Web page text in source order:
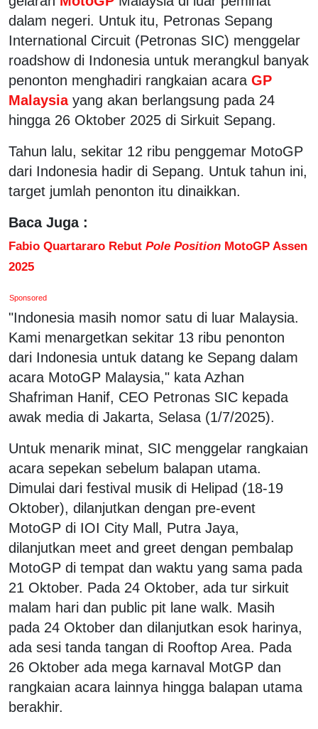
dalam negeri. Untuk itu, Petronas Sepang
International Circuit (Petronas SIC) menggelar
roadshow di Indonesia untuk merangkul banyak
penonton menghadiri rangkaian acara GP
Malaysia yang akan berlangsung pada 24
hingga 26 Oktober 2025 di Sirkuit Sepang.
Tahun lalu, sekitar 12 ribu penggemar MotoGP
dari Indonesia hadir di Sepang. Untuk tahun ini,
target jumlah penonton itu dinaikkan.
Baca Juga :
Fabio Quartararo Rebut Pole Position MotoGP Assen
2025
Sponsored
"Indonesia masih nomor satu di luar Malaysia.
Kami menargetkan sekitar 13 ribu penonton
dari Indonesia untuk datang ke Sepang dalam
acara MotoGP Malaysia," kata Azhan
Shafriman Hanif, CEO Petronas SIC kepada
awak media di Jakarta, Selasa (1/7/2025).
Untuk menarik minat, SIC menggelar rangkaian
acara sepekan sebelum balapan utama.
Dimulai dari festival musik di Helipad (18-19
Oktober), dilanjutkan dengan pre-event
MotoGP di IOI City Mall, Putra Jaya,
dilanjutkan meet and greet dengan pembalap
MotoGP di tempat dan waktu yang sama pada
21 Oktober. Pada 24 Oktober, ada tur sirkuit
malam hari dan public pit lane walk. Masih
pada 24 Oktober dan dilanjutkan esok harinya,
ada sesi tanda tangan di Rooftop Area. Pada
26 Oktober ada mega karnaval MotGP dan
rangkaian acara lainnya hingga balapan utama
berakhir.